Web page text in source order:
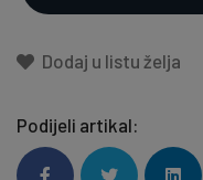
Dodaj u listu želja
Podijeli artikal: